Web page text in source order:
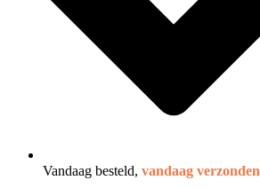
Vandaag besteld, vandaag verzonden